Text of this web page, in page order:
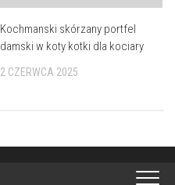
Kochmanski skórzany portfel
damski w koty kotki dla kociary
2 CZERWCA 2025